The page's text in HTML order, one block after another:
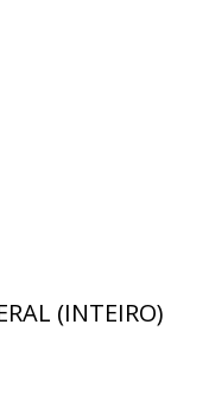
(INTEIRO)